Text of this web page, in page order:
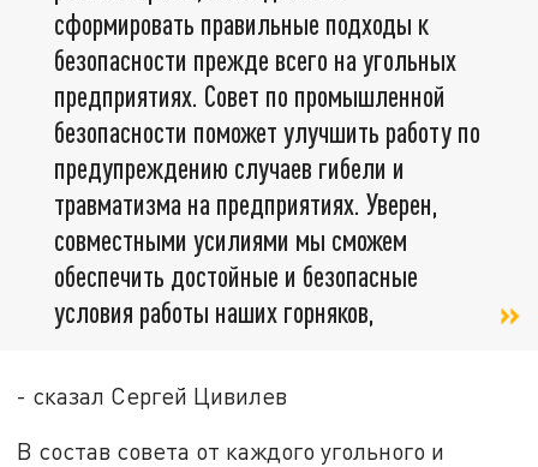
сформировать правильные подходы к
безопасности прежде всего на угольных
предприятиях. Совет по промышленной
безопасности поможет улучшить работу по
предупреждению случаев гибели и
травматизма на предприятиях. Уверен,
совместными усилиями мы сможем
обеспечить достойные и безопасные
условия работы наших горняков,
- сказал Сергей Цивилев
В состав совета от каждого угольного и